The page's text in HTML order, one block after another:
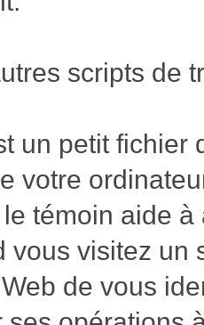
scripts de
un petit fichier
votre
témoin aide
vous visitez un
de vous